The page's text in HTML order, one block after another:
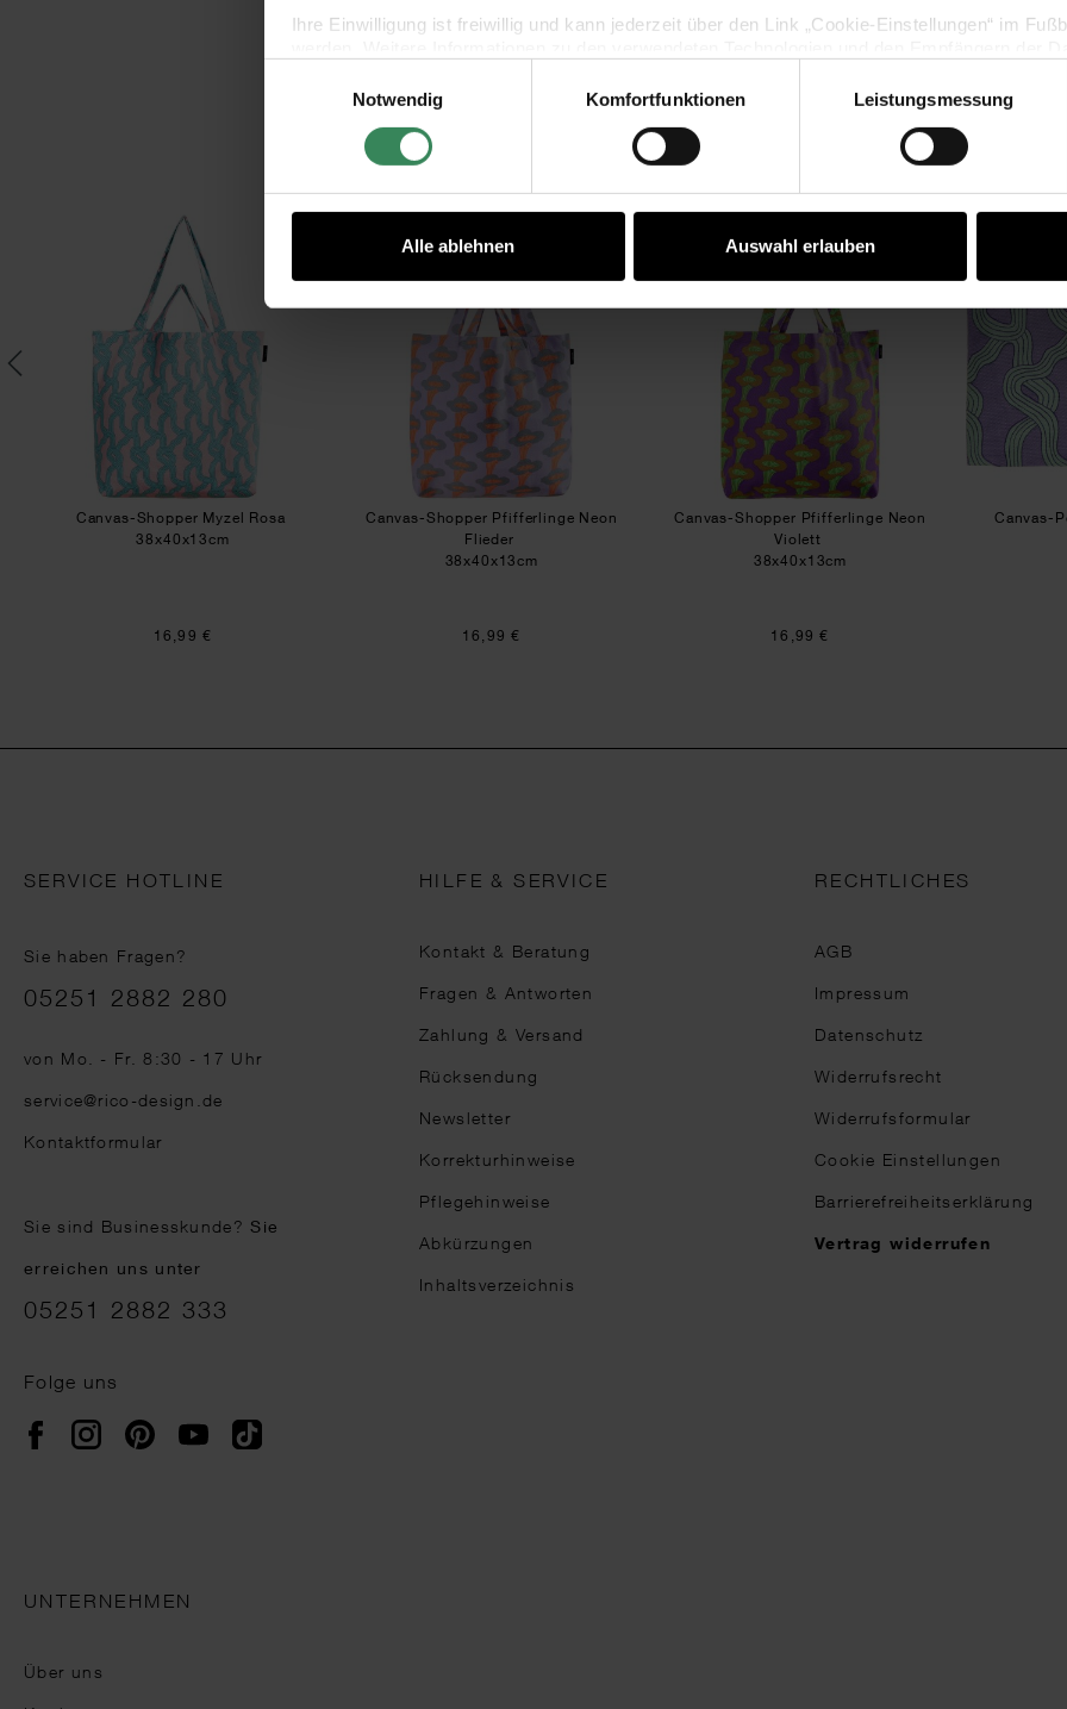
Ihre Einwilligung ist freiwillig und kann jederzeit über den Link „Cookie-Einstellungen“ im
Impressum
Datenschutz Vertrag widerrufen
Notwendig
Komfortfunktionen Leistungsmessung
Alle ablehnen Auswahl erlauben
KAUFEMPFEHLUNG
Pfifferlinge Neon ViolettCanvas-Shopper Myzel Rosa
Canvas-Shopper Myzel Rosa
38x40x13cm
16,99 €
Canvas-Shopper Pfifferlinge Neon
Flieder
38x40x13cm
16,99 €
Canvas-Shopper Pfifferlinge Neon
Violett
38x40x13cm
16,99 €
Canvas-
SERVICE HOTLINE
Sie haben Fragen?
Telefonnummer
05251 2882 280
von Mo. - Fr. 8:30 - 17 Uhr
service@rico-design.de
Kontaktformular
Sie sind Businesskunde?Sie
erreichen uns unter
05251 2882 333
Folge uns
FacebookInstagramPinterestYouTubeTikTok
HILFE & SERVICE
Kontakt & Beratung
Fragen & Antworten
Zahlung & Versand
Rücksendung
Newsletter
Korrekturhinweise
Pflegehinweise
Abkürzungen
Inhaltsverzeichnis
RECHTLICHES
AGB
Impressum
Datenschutz
Widerrufsrecht
Widerrufsformular
Cookie Einstellungen
Barrierefreiheitserklärung
Vertrag widerrufen
UNTERNEHMEN
Über uns